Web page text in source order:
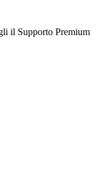
il Supporto Premium